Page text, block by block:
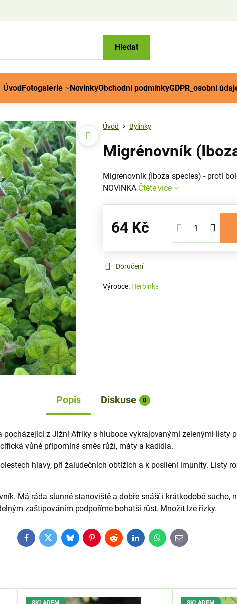
Hledat
ÚvodFotogalerie NovinkyObchodní podmínkyGDPR_osobní
Úvod Bylinky
Migrénovník
Migrénovník (Iboza species) - proti
NOVINKA Čtěte více
64 Kč
Doručení
Výrobce: Herbinka
Popis Diskuse 0
pocházející z Jižní Afriky s hluboce vykrajovanými zelenými listy
vůně připomíná směs růží, máty a kadidla.
hlavy, při žaludečních obtížích a k posílení imunity. Listy
Má ráda slunné stanoviště a dobře snáší i krátkodobé sucho,
zaštipováním podpoříme bohatší růst. Množit lze řízky.
FacebookTwitterBlueskyPinterestRedditLinkedInWhatsApp
E-
mail
SKLADEM SKLADEM